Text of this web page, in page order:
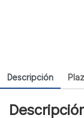
Descripción